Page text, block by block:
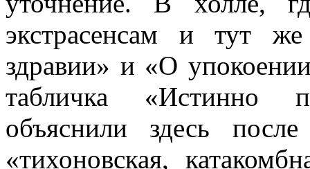
экстрасенсам и тут
здравии» и «О
табличка «Истинно
объяснили здесь
«тихоновская,